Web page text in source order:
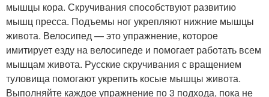
мышцы кора. Скручивания способствуют развитию
мышц пресса. Подъемы ног укрепляют нижние мышцы
живота. Велосипед — это упражнение, которое
имитирует езду на велосипеде и помогает работать всем
мышцам живота. Русские скручивания с вращением
туловища помогают укрепить косые мышцы живота.
Выполняйте каждое упражнение по 3 подхода, пока не